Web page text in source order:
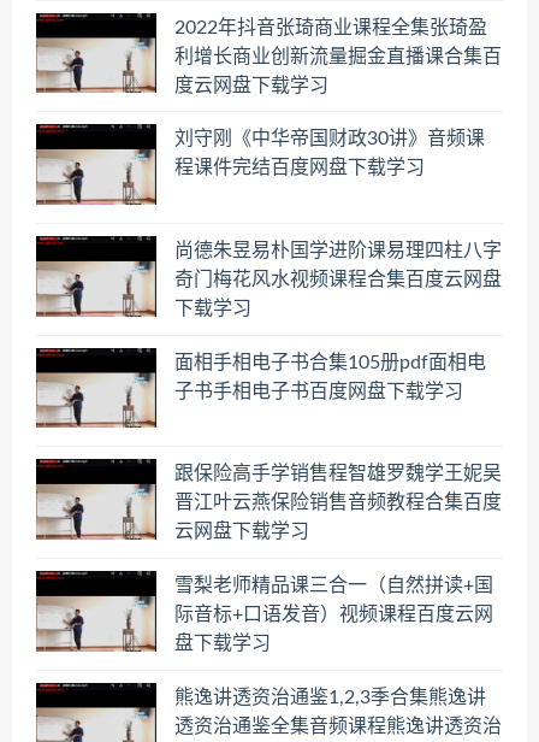
2022年抖音张琦商业课程全集张琦盈
利增长商业创新流量掘金直播课合集百
度云网盘下载学习
刘守刚《中华帝国财政30讲》音频课
程课件完结百度网盘下载学习
尚德朱昱易朴国学进阶课易理四柱八字
奇门梅花风水视频课程合集百度云网盘
下载学习
面相手相电子书合集105册pdf面相电
子书手相电子书百度网盘下载学习
跟保险高手学销售程智雄罗魏学王妮吴
晋江叶云燕保险销售音频教程合集百度
云网盘下载学习
雪梨老师精品课三合一（自然拼读+国
际音标+口语发音）视频课程百度云网
盘下载学习
熊逸讲透资治通鉴1,2,3季合集熊逸讲
透资治通鉴全集音频课程熊逸讲透资治